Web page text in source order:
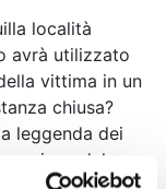
località
avrà utilizzato
vittima in un
chiusa?
leggenda dei
del